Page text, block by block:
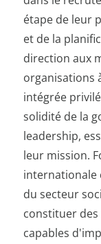
étape de leur
et de la
direction aux
organisations
intégrée
solidité de la
leadership,
leur mission.
internationale
du secteur
constituer
capables